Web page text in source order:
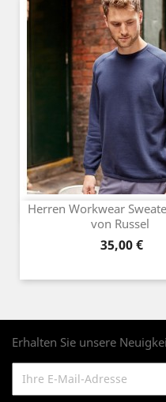
Herren Workwear
von Russel
Preis
35,00 €
Erhalten Sie unsere